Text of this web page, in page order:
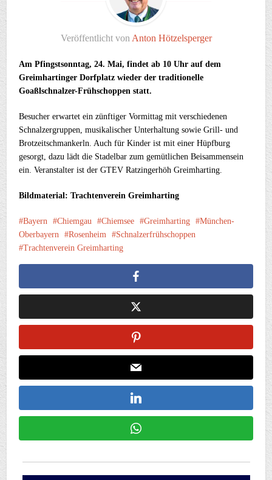
Veröffentlicht von Anton Hötzelsperger
Am Pfingstsonntag, 24. Mai, findet ab 10 Uhr auf dem
Greimhartinger Dorfplatz wieder der traditionelle
Goaßlschnalzer-Frühschoppen statt.
Besucher erwartet ein zünftiger Vormittag mit verschiedenen
Schnalzergruppen, musikalischer Unterhaltung sowie Grill- und
Brotzeitschmankerln. Auch für Kinder ist mit einer Hüpfburg
gesorgt, dazu lädt die Stadelbar zum gemütlichen Beisammensein
ein. Veranstalter ist der GTEV Ratzingerhöh Greimharting.
Bildmaterial: Trachtenverein Greimharting
Bayern Chiemgau Chiemsee Greimharting
München-
Oberbayern
Rosenheim
Schnalzerfrühschoppen
Trachtenverein Greimharting